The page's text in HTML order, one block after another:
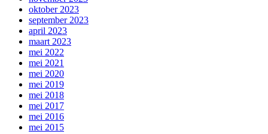
oktober 2023
september 2023
april 2023
maart 2023
mei 2022
mei 2021
mei 2020
mei 2019
mei 2018
mei 2017
mei 2016
mei 2015